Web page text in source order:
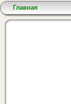
Вы здесь
Главная